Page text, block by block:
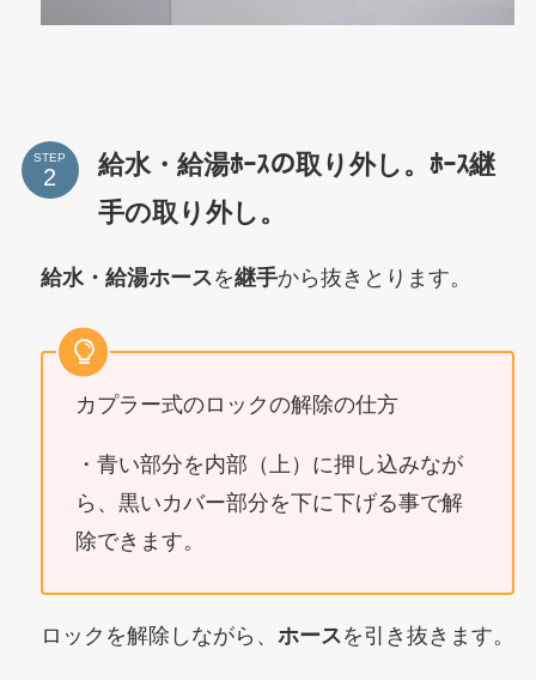
STEP
給水・給湯ﾎｰｽの取り外し。ﾎｰｽ継
手の取り外し。
給水・給湯ホースを継手から抜きとります。
カプラー式のロックの解除の仕方
・青い部分を内部（上）に押し込みなが
ら、黒いカバー部分を下に下げる事で解
除できます。
ロックを解除しながら、 ホース を引き抜きます。